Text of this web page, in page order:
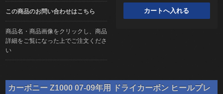
この商品のお問い合わせはこちら
商品名・商品画像をクリックし、商品
詳細をご覧になった上でご注文くださ
い
カーボニー Z1000 07-09年用 ドライカーボン ヒールプレ